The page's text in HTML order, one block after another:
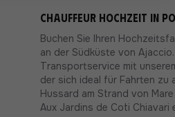
Chauffeur Hochzeit in
Buchen Sie Ihren
an der Südküste von
Transportservice mit
der sich ideal für Fahrten zu
Hussard am Strand von
Aux Jardins de Coti Chiavari